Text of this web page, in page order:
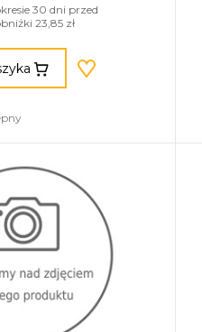
30 dni przed
23,85 zł